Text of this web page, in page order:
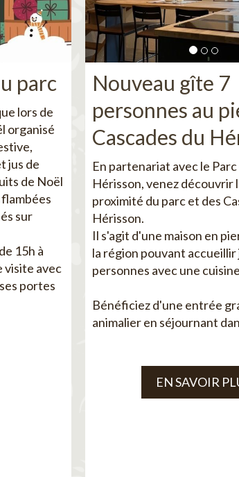
parc
lors de
organisé
jus de
de Noël
sur
15h à
visite avec
portes
Nouveau gîte 7
personnes au
Cascades du
En partenariat avec le
Hérisson, venez découvrir
proximité du parc et des
Hérisson.
Il s'agit d'une maison en
la région pouvant accueillir
personnes avec une
Bénéficiez d'une entrée
animalier en séjournant
EN SAVOIR